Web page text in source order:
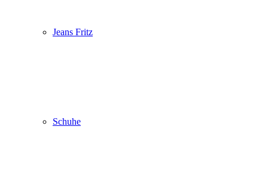
Jeans Fritz
Schuhe